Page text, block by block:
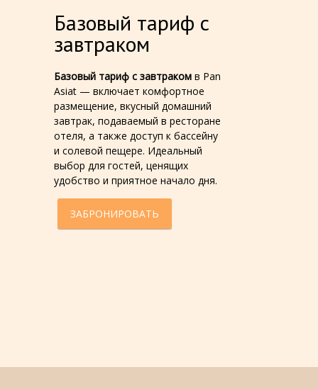
Базовый тариф с
завтраком
Базовый тариф с завтраком в Pan
Asiat — включает комфортное
размещение, вкусный домашний
завтрак, подаваемый в ресторане
отеля, а также доступ к бассейну
и солевой пещере. Идеальный
выбор для гостей, ценящих
удобство и приятное начало дня.
ЗАБРОНИРОВАТЬ